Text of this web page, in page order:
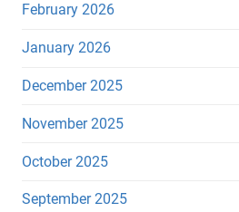
February 2026
January 2026
December 2025
November 2025
October 2025
September 2025